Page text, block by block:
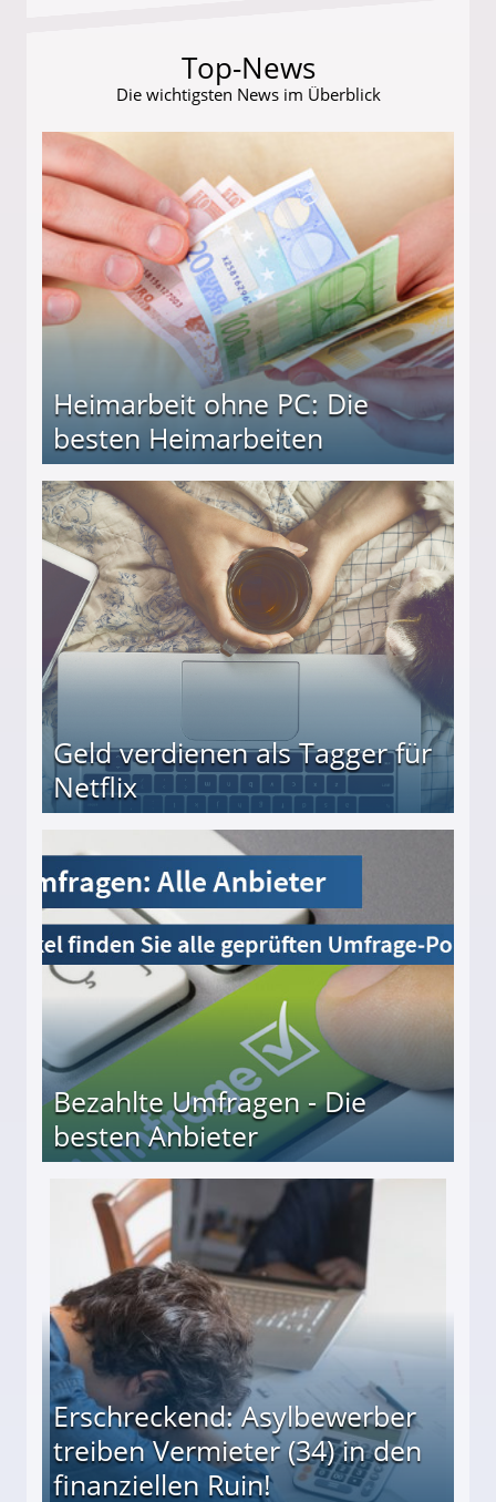
Top-News
Die wichtigsten News im Überblick
Heimarbeit ohne PC: Die
besten Heimarbeiten
Geld verdienen als Tagger für
Netflix
Bezahlte Umfragen - Die
besten Anbieter
Erschreckend: Asylbewerber
treiben Vermieter (34) in den
finanziellen Ruin!